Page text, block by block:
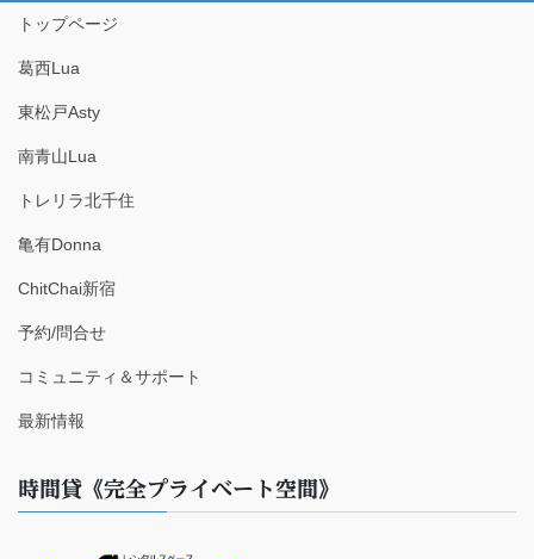
トップページ
葛西Lua
東松戸Asty
南青山Lua
トレリラ北千住
亀有Donna
ChitChai新宿
予約/問合せ
コミュニティ＆サポート
最新情報
時間貸《完全プライベート空間》